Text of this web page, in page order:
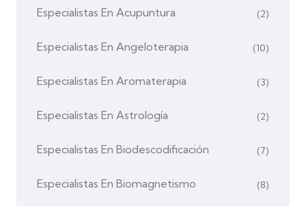
Especialistas En Acupuntura (2)
Especialistas En Angeloterapia (10)
Especialistas En Aromaterapia (3)
Especialistas En Astrología (2)
Especialistas En Biodescodificación (7)
Especialistas En Biomagnetismo (8)